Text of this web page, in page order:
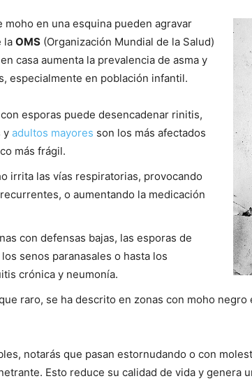
moho en una esquina pueden agravar
la OMS (Organización Mundial de la Salud)
casa aumenta la prevalencia de asma y
especialmente en población infantil.
esporas puede desencadenar rinitis,
y adultos mayores son los más afectados
más frágil.
irrita las vías respiratorias, provocando
o aumentando la medicación
con defensas bajas, las esporas de
senos paranasales o hasta los
crónica y neumonía.
raro, se ha descrito en zonas con moho
notarás que pasan estornudando o con
Esto reduce su calidad de vida y genera